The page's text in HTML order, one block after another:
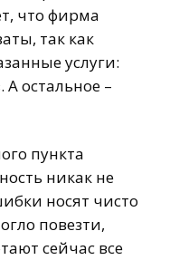
что фирма
так как
услуги:
остальное –
пункта
никак не
носят чисто
повезти,
сейчас все